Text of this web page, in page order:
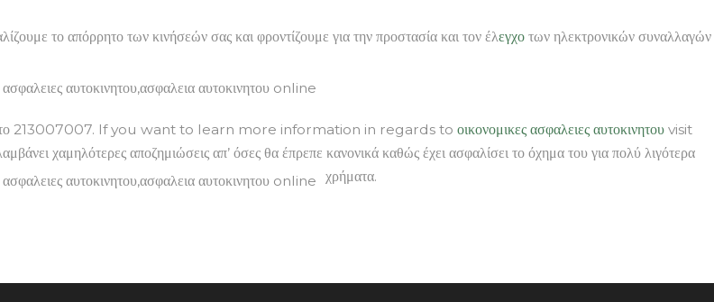
το απόρρητο των κινήσεών σας και φροντίζουμε για την προστασία και τον έλεγχο των ηλεκτρονικών συναλλαγών
AIG στο 213007007. If you want to learn more information in regards to οικονομικες ασφαλειες αυτοκινητου visit
χαμηλότερες αποζημιώσεις απ’ όσες θα έπρεπε κανονικά καθώς έχει ασφαλίσει το όχημα του για πολύ λιγότερα
χρήματα.